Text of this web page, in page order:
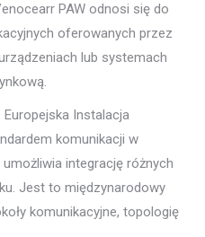
PAW odnosi się do
oferowanych przez
lub systemach
Europejska Instalacja
komunikacji w
integrację różnych
Jest to międzynarodowy
komunikacyjne, topologię